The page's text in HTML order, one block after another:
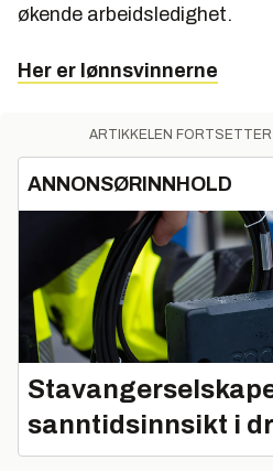
økende arbeidsledighet.
Her er lønnsvinnerne
ARTIKKELEN
ANNONSØRINNHOLD
sanntidsinnsikt i